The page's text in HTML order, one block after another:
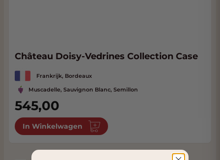
Château Doisy-Vedrines Collection Case
Frankrijk, Bordeaux
Muscadelle, Sauvignon Blanc, Semillon
545,00
In Winkelwagen